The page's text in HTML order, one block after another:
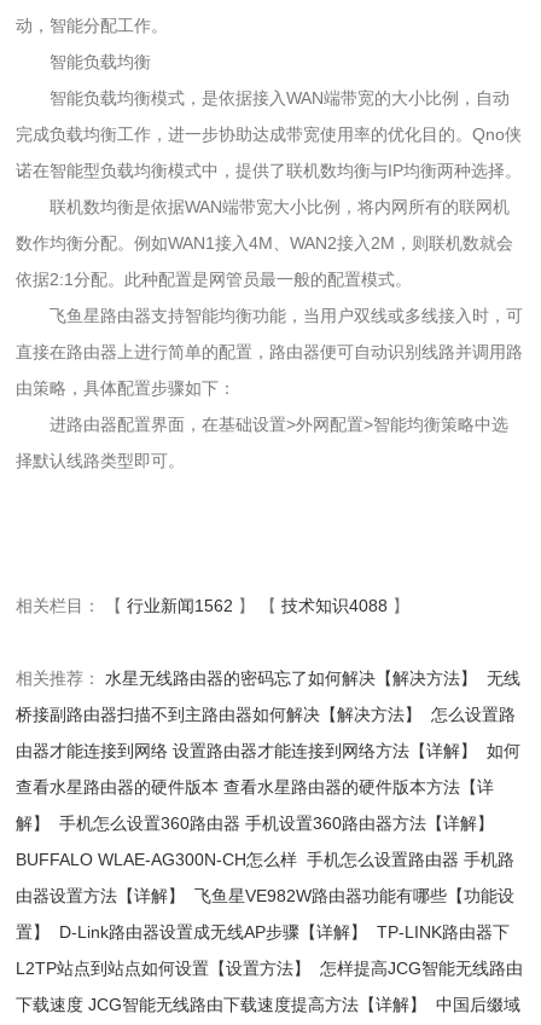
动，智能分配工作。
智能负载均衡
智能负载均衡模式，是依据接入WAN端带宽的大小比例，自动
完成负载均衡工作，进一步协助达成带宽使用率的优化目的。Qno侠
诺在智能型负载均衡模式中，提供了联机数均衡与IP均衡两种选择。
联机数均衡是依据WAN端带宽大小比例，将内网所有的联网机
数作均衡分配。例如WAN1接入4M、WAN2接入2M，则联机数就会
依据2:1分配。此种配置是网管员最一般的配置模式。
飞鱼星路由器支持智能均衡功能，当用户双线或多线接入时，可
直接在路由器上进行简单的配置，路由器便可自动识别线路并调用路
由策略，具体配置步骤如下：
进路由器配置界面，在基础设置>外网配置>智能均衡策略中选
择默认线路类型即可。
相关栏目： 【 行业新闻1562 】 【 技术知识4088 】
相关推荐：水星无线路由器的密码忘了如何解决【解决方法】
无线
桥接副路由器扫描不到主路由器如何解决【解决方法】
怎么设置路
由器才能连接到网络 设置路由器才能连接到网络方法【详解】
如何
查看水星路由器的硬件版本 查看水星路由器的硬件版本方法【详
解】
手机怎么设置360路由器 手机设置360路由器方法【详解】
BUFFALO WLAE-AG300N-CH怎么样 手机怎么设置路由器 手机路
由器设置方法【详解】
飞鱼星VE982W路由器功能有哪些【功能设
置】
D-Link路由器设置成无线AP步骤【详解】
TP-LINK路由器下
L2TP站点到站点如何设置【设置方法】
怎样提高JCG智能无线路由
下载速度 JCG智能无线路由下载速度提高方法【详解】
中国后缀域